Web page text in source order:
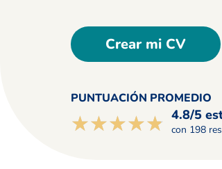
Crear mi CV
PUNTUACIÓN PROMEDIO
☆☆☆☆☆
★★★★★ 4.8/5
con 198